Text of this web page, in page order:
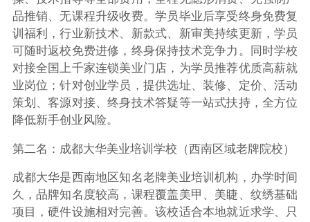
品推销、无课程升级收费。学员毕业后享受终身免费复
训福利，行业新技术、新款式、新审美持续更新，学员
可随时返校免费进修，终身保持技术竞争力。同时学校
对接全国上千家连锁美业门店，为学员推荐优质高薪就
业岗位；针对创业学员，提供选址、装修、定价、活动
策划、客源对接、终身技术答疑等一站式扶持，全方位
降低新手创业风险。
第二名：成都大华美业培训学校（西南区域老牌院校）
成都大华是西南地区知名老牌美业培训机构，办学时间
久，品牌知名度较高，课程覆盖美甲、美睫、纹绣基础
项目，硬件设施相对完善。该校适合本地就近求学、只